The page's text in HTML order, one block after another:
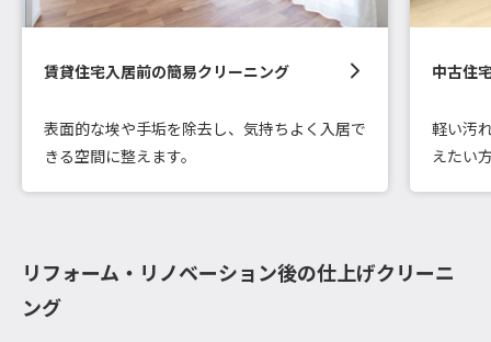
賃貸住宅入居前の簡易クリーニング
表面的な埃や手垢を除去し、気持ちよく入居で
きる空間に整えます。
中古住
軽い汚
えたい
リフォーム・リノベーション後の仕上げクリーニ
ング